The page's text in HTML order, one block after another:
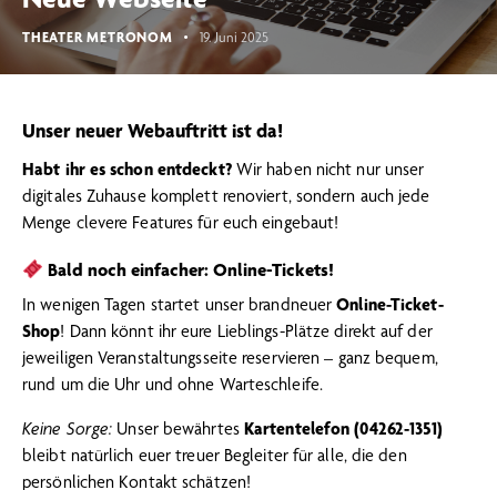
THEATER METRONOM 19. Juni 2025
Unser neuer Webauftritt ist da!
Habt ihr es schon entdeckt?Wir haben nicht nur unser
digitales Zuhause komplett renoviert, sondern auch jede
Menge clevere Features für euch eingebaut!
Bald noch einfacher: Online-Tickets!
In wenigen Tagen startet unser brandneuerOnline-Ticket-
Shop! Dann könnt ihr eure Lieblings-Plätze direkt auf der
jeweiligen Veranstaltungsseite reservieren – ganz bequem,
rund um die Uhr und ohne Warteschleife.
Keine Sorge: Unser bewährtes Kartentelefon (04262-1351)
bleibt natürlich euer treuer Begleiter für alle, die den
persönlichen Kontakt schätzen!